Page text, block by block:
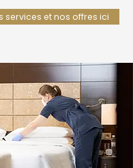
services et nos offres ici